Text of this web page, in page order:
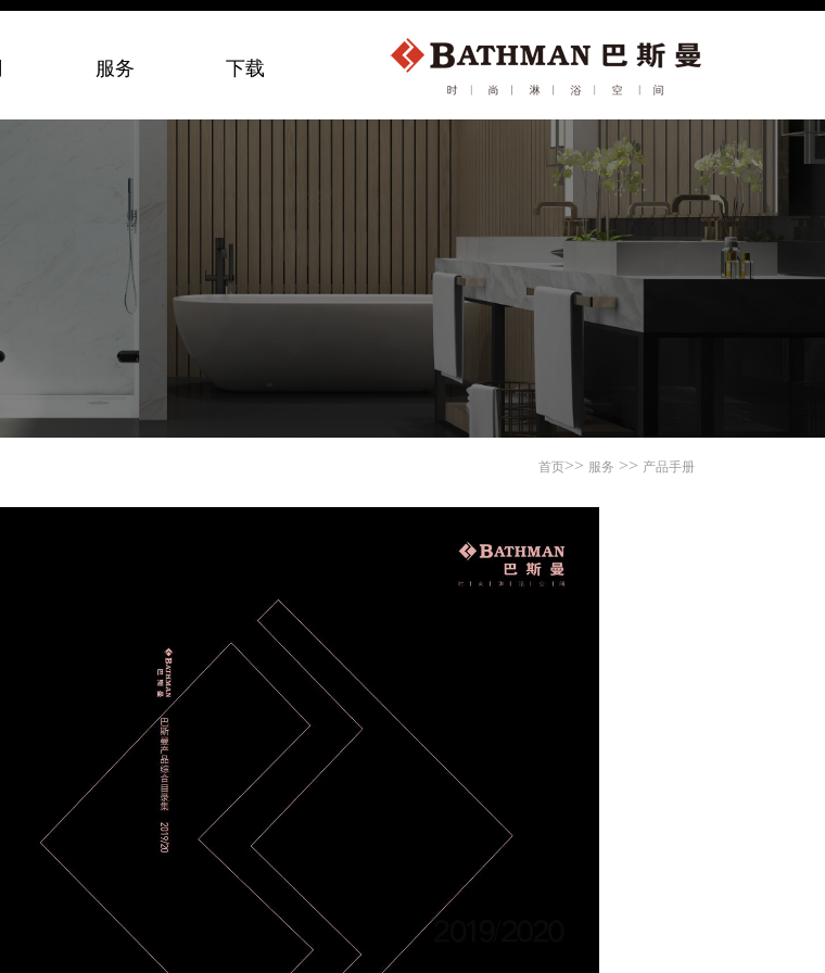
服务 下载
首页>> 服务 >> 产品手册